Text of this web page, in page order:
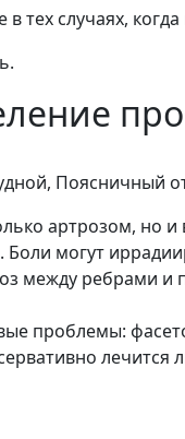
тех случаях,
Поясничный
артрозом, но
могут
между ребрами
проблемы: